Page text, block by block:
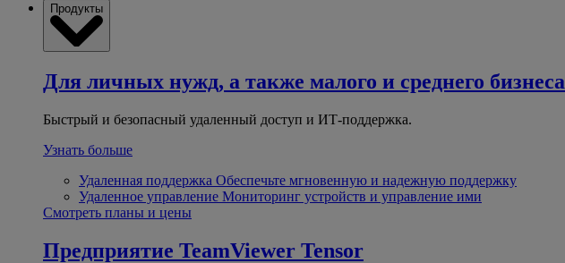
Продукты
Для личных нужд, а также малого и среднего бизнеса
Быстрый и безопасный удаленный доступ и ИТ-поддержка.
Узнать больше
Удаленная поддержка Обеспечьте мгновенную и надежную поддержку
Удаленное управление Мониторинг устройств и управление ими
Смотреть планы и цены
Предприятие TeamViewer Tensor